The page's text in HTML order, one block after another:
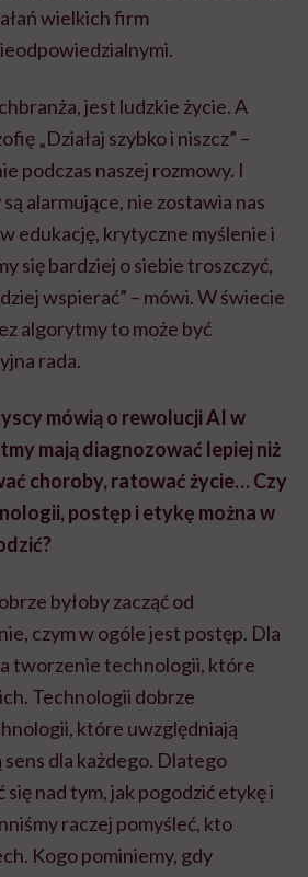
wielkich firm
jest ludzkie życie. A
„Działaj szybko i niszcz” –
podczas naszej rozmowy. I
alarmujące, nie zostawia nas
edukację, krytyczne myślenie i
się bardziej o siebie troszczyć,
wspierać” – mówi. W świecie
algorytmy to może być
rada.
mówią o rewolucji AI w
mają diagnozować lepiej niż
choroby, ratować życie… Czy
postęp i etykę można w
byłoby zacząć od
czym w ogóle jest postęp. Dla
tworzenie technologii, które
Technologii dobrze
które uwzględniają
dla każdego. Dlatego
się nad tym, jak pogodzić etykę i
raczej pomyśleć, kto
Kogo pominiemy, gdy